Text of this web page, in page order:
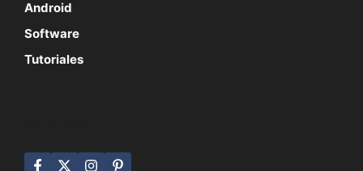
Android
Software
Tutoriales